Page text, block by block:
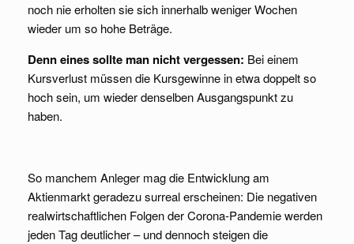
noch nie erholten sie sich innerhalb weniger Wochen
wieder um so hohe Beträge.
Denn eines sollte man nicht vergessen: Bei einem
Kursverlust müssen die Kursgewinne in etwa doppelt so
hoch sein, um wieder denselben Ausgangspunkt zu
haben.
So manchem Anleger mag die Entwicklung am
Aktienmarkt geradezu surreal erscheinen: Die negativen
realwirtschaftlichen Folgen der Corona-Pandemie werden
jeden Tag deutlicher – und dennoch steigen die